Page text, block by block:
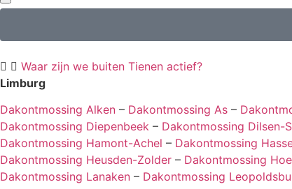
Waar zijn we buiten Tienen actief?
Limburg
Dakontmossing Alken – Dakontmossing As –
Dakontmossing Diepenbeek – Dakontmossing Dilsen-
Dakontmossing Hamont-Achel – Dakontmossing
Dakontmossing Heusden-Zolder – Dakontmossing
Dakontmossing Lanaken – Dakontmossing